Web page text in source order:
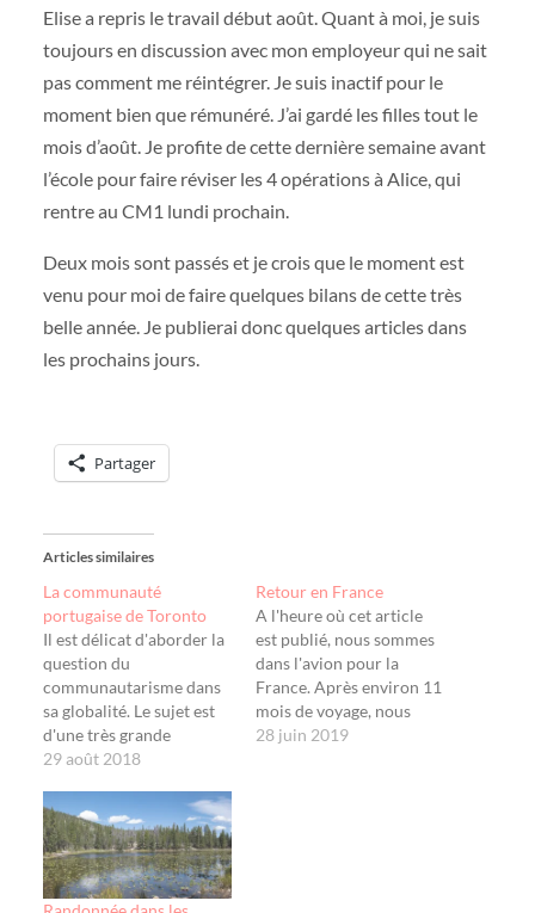
Elise a repris le travail début août. Quant à moi, je suis
toujours en discussion avec mon employeur qui ne sait
pas comment me réintégrer. Je suis inactif pour le
moment bien que rémunéré. J’ai gardé les filles tout le
mois d’août. Je profite de cette dernière semaine avant
l’école pour faire réviser les 4 opérations à Alice, qui
rentre au CM1 lundi prochain.
Deux mois sont passés et je crois que le moment est
venu pour moi de faire quelques bilans de cette très
belle année. Je publierai donc quelques articles dans
les prochains jours.
Partager
Articles similaires
La communauté
portugaise de Toronto
Il est délicat d'aborder la
question du
communautarisme dans
sa globalité. Le sujet est
d'une très grande
complexité car il met en
multiples (économie,
culture, langue, religion,
politique, urbanisme,
histoire, guerre...). Je me
considère trop peu
29 août 2018
Retour en France
A l'heure où cet article
est publié, nous sommes
dans l'avion pour la
France. Après environ 11
mois de voyage, nous
voilà de retour à la
28 juin 2019